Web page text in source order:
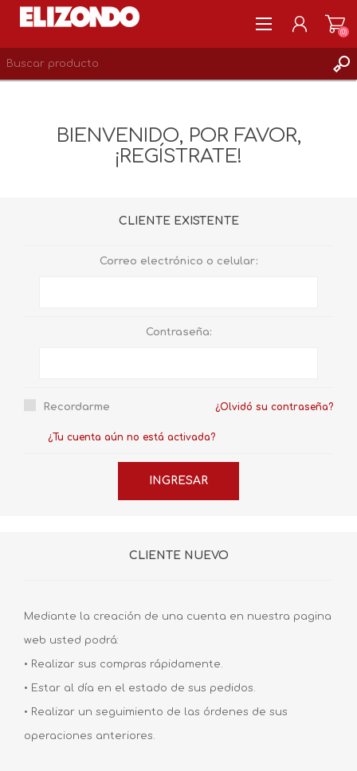
LISTA DE DESEOS 0
(0)
BIENVENIDO, POR FAVOR,
¡REGÍSTRATE!
CLIENTE EXISTENTE
Correo electrónico o celular:
Contraseña:
Recordarme ¿Olvidó su contraseña?
¿Tu cuenta aún no está activada?
CLIENTE NUEVO
Mediante la creación de una cuenta en nuestra pagina
web usted podrá:
• Realizar sus compras rápidamente.
• Estar al día en el estado de sus pedidos.
• Realizar un seguimiento de las órdenes de sus
operaciones anteriores.